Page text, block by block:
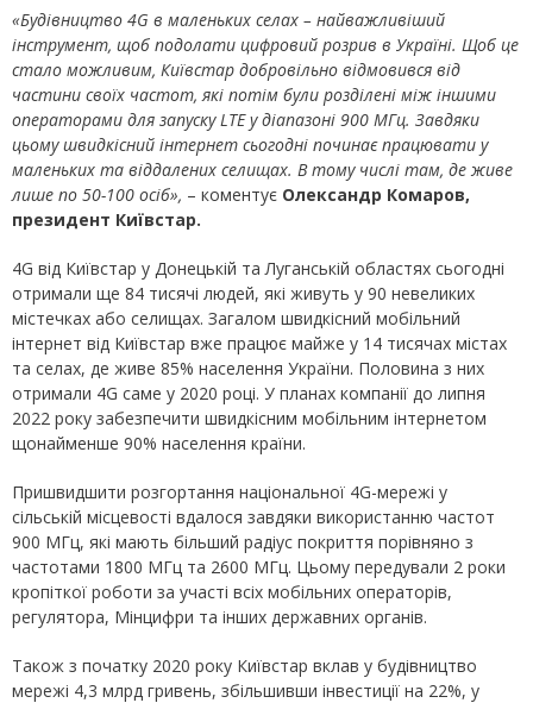
«Будівництво 4G в маленьких селах – найважливіший
інструмент, щоб подолати цифровий розрив в Україні. Щоб це
стало можливим, Київстар добровільно відмовився від
частини своїх частот, які потім були розділені між іншими
операторами для запуску LTE у діапазоні 900 МГц. Завдяки
цьому швидкісний інтернет сьогодні починає працювати у
маленьких та віддалених селищах. В тому числі там, де живе
лише по 50-100 осіб», – коментує Олександр Комаров,
президент Київстар.
4G від Київстар у Донецькій та Луганській областях сьогодні
отримали ще 84 тисячі людей, які живуть у 90 невеликих
містечках або селищах. Загалом швидкісний мобільний
інтернет від Київстар вже працює майже у 14 тисячах містах
та селах, де живе 85% населення України. Половина з них
отримали 4G саме у 2020 році. У планах компанії до липня
2022 року забезпечити швидкісним мобільним інтернетом
щонайменше 90% населення країни.
Пришвидшити розгортання національної 4G-мережі у
сільській місцевості вдалося завдяки використанню частот
900 МГц, які мають більший радіус покриття порівняно з
частотами 1800 МГц та 2600 МГц. Цьому передували 2 роки
кропіткої роботи за участі всіх мобільних операторів,
регулятора, Мінцифри та інших державних органів.
Також з початку 2020 року Київстар вклав у будівництво
мережі 4,3 млрд гривень, збільшивши інвестиції на 22%, у